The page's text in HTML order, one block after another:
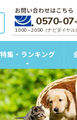
お問い合わせはこちら
0570-
10:00～20:00（ナビダイヤル）
特集・ランキング